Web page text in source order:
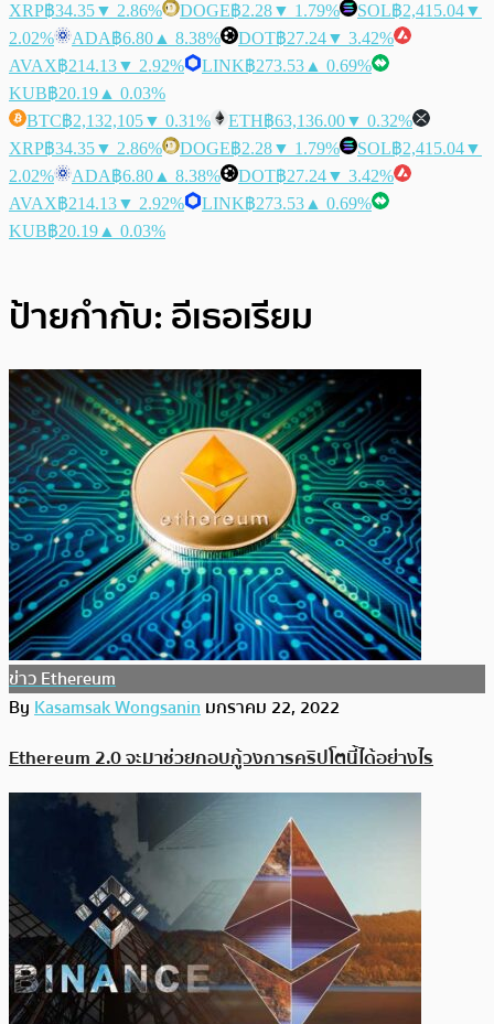
XRP฿34.35▼ 2.86% DOGE฿2.28▼ 1.79% SOL฿2,415.04▼
2.02%
ADA฿6.80 ▲ 8.38% DOT฿27.24▼ 3.42%
AVAX฿214.13▼ 2.92% LINK฿273.53 ▲ 0.69%
KUB฿20.19 ▲ 0.03%
BTC฿2,132,105▼ 0.31% ETH฿63,136.00▼ 0.32%
XRP฿34.35▼ 2.86% DOGE฿2.28▼ 1.79% SOL฿2,415.04▼
2.02%
ADA฿6.80 ▲ 8.38% DOT฿27.24▼ 3.42%
AVAX฿214.13▼ 2.92% LINK฿273.53 ▲ 0.69%
KUB฿20.19 ▲ 0.03%
ป้ายกำกับ: อีเธอเรียม
ข่าว Ethereum
ByKasamsak Wongsaninมกราคม 22, 2022
Ethereum 2.0 จะมาช่วยกอบกู้วงการคริปโตนี้ได้อย่างไร